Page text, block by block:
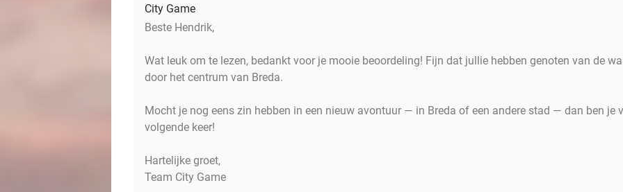
City Game
Beste Hendrik,
Wat leuk om te lezen, bedankt voor je mooie beoordeling! Fijn dat jullie hebben genoten van de
door het centrum van Breda.
Mocht je nog eens zin hebben in een nieuw avontuur — in Breda of een andere stad — dan ben je
volgende keer!
Hartelijke groet,
Team City Game